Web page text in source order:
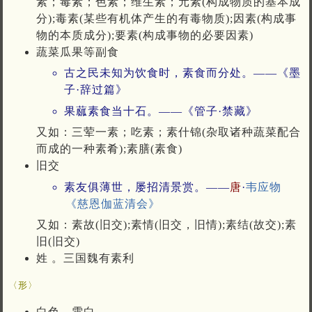
分);毒素(某些有机体产生的有毒物质);因素(构成事
物的本质成分);要素(构成事物的必要因素)
蔬菜瓜果等副食
古之民未知为饮食时，素食而分处。——《墨
子·辞过篇》
果蓏素食当十石。——《管子·禁藏》
又如：三荤一素；吃素；素什锦(杂取诸种蔬菜配合
而成的一种素肴);素膳(素食)
旧交
素友俱薄世，屡招清景赏。——唐·韦应物
《慈恩伽蓝清会》
又如：素故(旧交);素情(旧交，旧情);素结(故交);素
旧(旧交)
姓 。三国魏有素利
〈形〉